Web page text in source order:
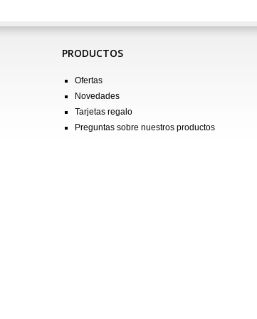
PRODUCTOS
Ofertas
Novedades
Tarjetas regalo
Preguntas sobre nuestros productos